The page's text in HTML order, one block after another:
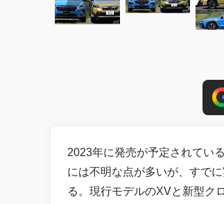
2023年に発売が予定されてい
には不明な点が多いが、すで
る。現行モデルのXVと新型ク